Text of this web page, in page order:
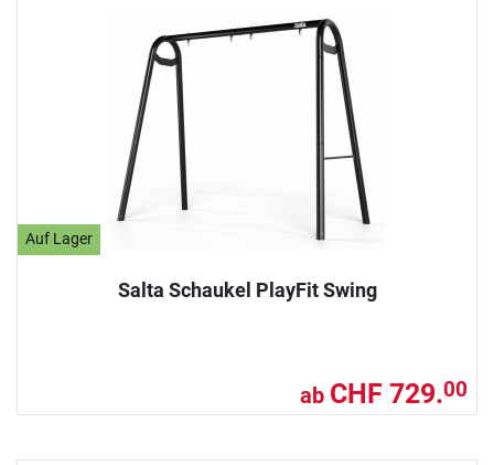
Auf Lager
Salta Schaukel PlayFit Swing
ab CHF 729.00